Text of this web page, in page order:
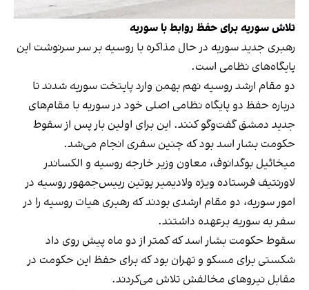
تلاش سوریه برای حفظ روابط با سوریه
رهبری جدید سوریه در حال مذاکره با روسیه بر سر سرنوشت این
پایگاه‌های نظامی است.
دو مقام ارشد روسیه نهم بهمن وارد پایتخت سوریه شدند تا
درباره حفظ دو پایگاه نظامی اصلی خود در سوریه با مقام‌های
جدید دمشق گفت‌وگو کنند. این برای اولین بار پس از سقوط
حکومت بشار اسد بود که چنین سفری انجام می‌شد.
میخائیل بوگدانوف، معاون وزیر خارجه روسیه و الکساندر
لاورنتیف فرستاده ویژه ولادیمیر پوتین رییس‌جمهور روسیه در
امور سوریه، دو مقام ارشدی بودند که رهبری هیات روسیه را در
سفر به سوریه برعهده داشتند.
سقوط حکومت بشار اسد که کمتر از دو ماه پیش روی داد
شکستی برای مسکو و تهران بود که برای حفظ این حکومت در
مقابل نیروهای مخالفش تلاش می‌کردند.